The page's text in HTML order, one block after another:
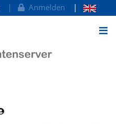
Anmelden